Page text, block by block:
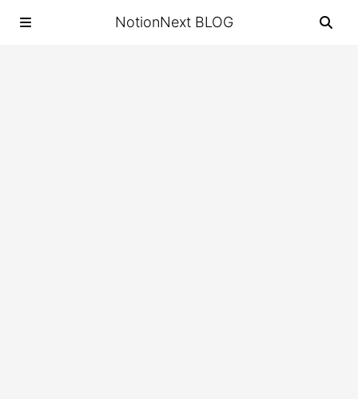
NotionNext BLOG